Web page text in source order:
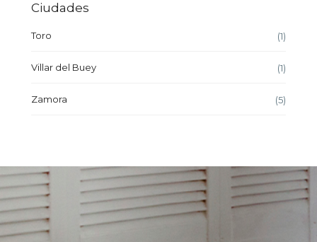
Ciudades
Toro (1)
Villar del Buey (1)
Zamora (5)